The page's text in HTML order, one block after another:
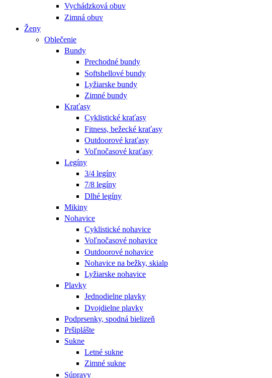
Vychádzková obuv
Zimná obuv
Ženy
Oblečenie
Bundy
Prechodné bundy
Softshellové bundy
Lyžiarske bundy
Zimné bundy
Kraťasy
Cyklistické kraťasy
Fitness, bežecké kraťasy
Outdoorové kraťasy
Voľnočasové kraťasy
Legíny
3/4 legíny
7/8 legíny
Dlhé legíny
Mikiny
Nohavice
Cyklistické nohavice
Voľnočasové nohavice
Outdoorové nohavice
Nohavice na bežky, skialp
Lyžiarske nohavice
Plavky
Jednodielne plavky
Dvojdielne plavky
Podprsenky, spodná bielizeň
Pršiplášte
Sukne
Letné sukne
Zimné sukne
Súpravy